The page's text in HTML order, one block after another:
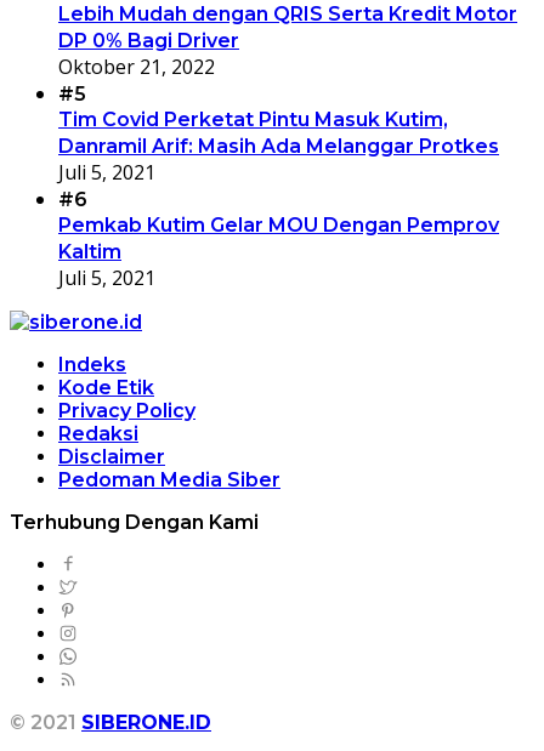
Lebih Mudah dengan QRIS Serta Kredit Motor
DP 0% Bagi Driver
Oktober 21, 2022
#5
Tim Covid Perketat Pintu Masuk Kutim,
Danramil Arif: Masih Ada Melanggar Protkes
Juli 5, 2021
#6
Pemkab Kutim Gelar MOU Dengan Pemprov
Kaltim
Juli 5, 2021
Indeks
Kode Etik
Privacy Policy
Redaksi
Disclaimer
Pedoman Media Siber
Terhubung Dengan Kami
© 2021 SIBERONE.ID